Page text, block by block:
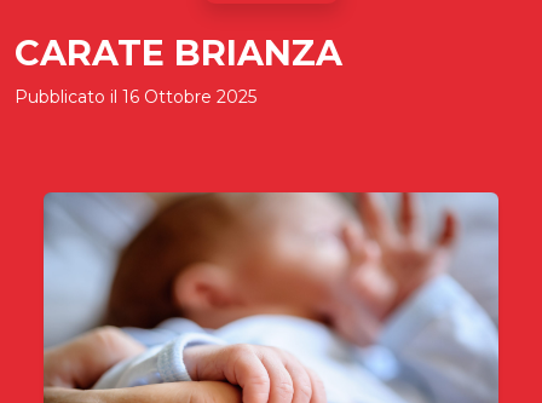
CARATE BRIANZA
Pubblicato il 16 Ottobre 2025